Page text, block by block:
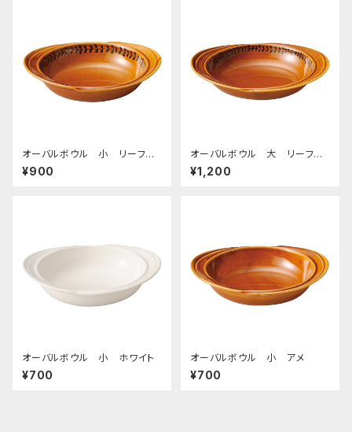
オーバルボウル 小 リーフラ
イン アメ
¥900
オーバルボウル 大 リーフラ
イン アメ
¥1,200
オーバルボウル 小 ホワイト
¥700
オーバルボウル 小 アメ
¥700